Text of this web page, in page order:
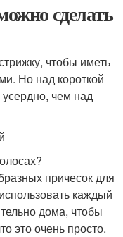
сделать
чтобы иметь
Но над короткой
чем над
причесок для
каждый
дома, чтобы
это очень просто.​